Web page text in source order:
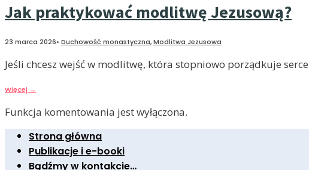
Jak praktykować modlitwę Jezusową?
23 marca 2026• Duchowość monastyczna,Modlitwa Jezusowa
Jeśli chcesz wejść w modlitwę, która stopniowo porządkuje
Więcej →
Funkcja komentowania jest wyłączona.
Strona główna
Publikacje i e-booki
Bądźmy w kontakcie…